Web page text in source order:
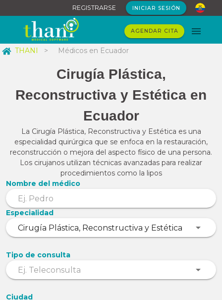
REGISTRARSE INICIAR SESIÓN
AGENDAR CITA
THANI > Médicos en Ecuador
Cirugía Plástica,
Reconstructiva y Estética en
Ecuador
La Cirugía Plástica, Reconstructiva y Estética es una
especialidad quirúrgica que se enfoca en la restauración,
reconstrucción o mejora del aspecto físico de una persona.
Los cirujanos utilizan técnicas avanzadas para realizar
procedimientos como la lipos
Nombre del médico
Especialidad
Tipo de consulta
Ciudad